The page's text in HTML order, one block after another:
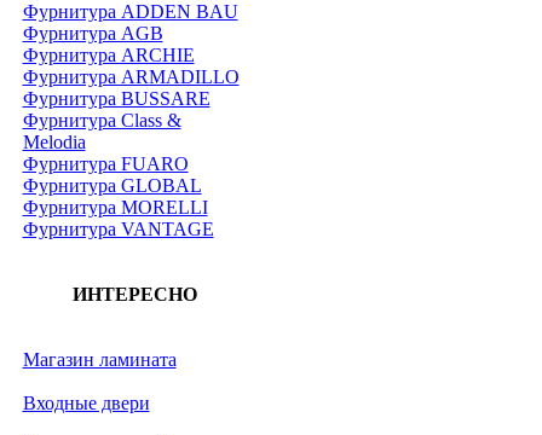
Фурнитура ADDEN BAU
Фурнитура AGB
Фурнитура ARCHIE
Фурнитура ARMADILLO
Фурнитура BUSSARE
Фурнитура Class &
Melodia
Фурнитура FUARO
Фурнитура GLOBAL
Фурнитура MORELLI
Фурнитура VANTAGE
ИНТЕРЕСНО
Магазин ламината
Входные двери